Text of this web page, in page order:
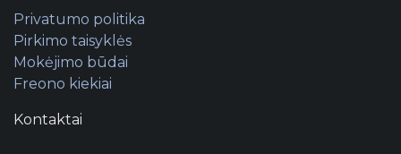
Privatumo politika
Pirkimo taisyklės
Mokėjimo būdai
Freono kiekiai
Kontaktai